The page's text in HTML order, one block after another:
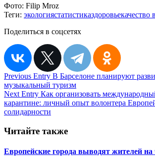
Фото: Filip Mroz
Теги: экологиястатистиказдоровьекачество
Поделиться в соцсетях
Навигация
по
записям
Previous Entry В Барселоне планируют
музыкальный туризм
Next Entry Как организовать
карантине: личный опыт волонтера
солидарности
Читайте также
Европейские города выводят жителей на